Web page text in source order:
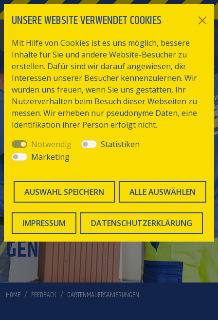
GARTENMAUERSANIERUN
GEN
HOME FEEDBACK GARTENMAUERSANIERUNGEN
UNSERE WEBSITE VERWENDET COOKIES
Mit Hilfe von Cookies ist es uns möglich, bessere
Inhalte für Sie und andere Website-Besucher zu
erstellen. Dafür sind wir darauf angewiesen, die
Interessen unserer Besucher kennenzulernen. Wir
würden uns freuen, wenn Sie uns gestatten, Ihr
Nutzerverhalten beim Besuch dieser Webseiten zu
messen. Wir erheben nur pseudonyme Daten, eine
Identifikation ihrer Person erfolgt nicht.
Notwendig
Statistiken
Marketing
AUSWAHL SPEICHERN ALLE AUSWÄHLEN
IMPRESSUM DATENSCHUTZERKLÄRUNG